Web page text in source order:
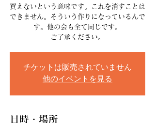
買えないという意味です。これを消すことは
できません。そういう作りになっているんで
す。他の会も全て同じです。
ご了承ください。
チケットは販売されていません
他のイベントを見る
日時・場所